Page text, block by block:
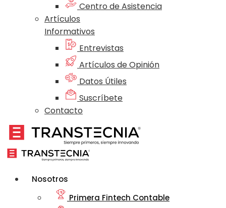
Centro de Asistencia
Artículos
Informativos
Entrevistas
Artículos de Opinión
Datos Útiles
Suscríbete
Contacto
Nosotros
Primera Fintech Contable